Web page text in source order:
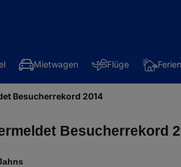
Mietwagen Flüge
Besucherrekord 2014
Besucherrekord